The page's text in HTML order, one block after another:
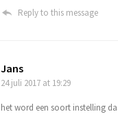
Reply to this message
Jans
24 juli 2017 at 19:29
het word een soort instelling